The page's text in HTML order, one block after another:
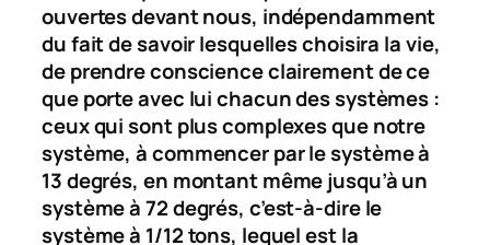
ouvertes devant nous, indépendamment
du fait de savoir lesquelles choisira la vie,
de prendre conscience clairement de ce
que porte avec lui chacun des systèmes :
ceux qui sont plus complexes que notre
système, à commencer par le système à
13 degrés, en montant même jusqu’à un
système à 72 degrés, c’est-à-dire le
système à 1/12 tons, lequel est la